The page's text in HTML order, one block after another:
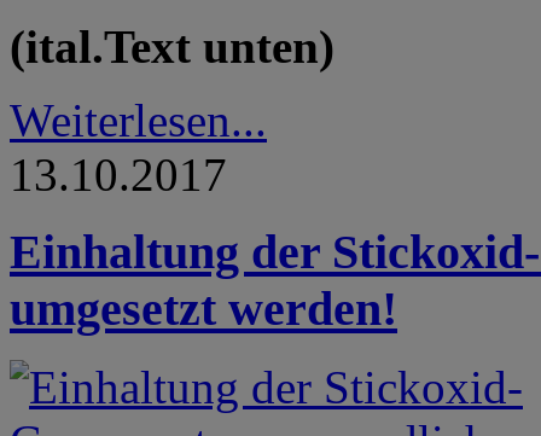
(ital.Text unten)
Weiterlesen...
13.10.2017
Einhaltung der
umgesetzt werden!